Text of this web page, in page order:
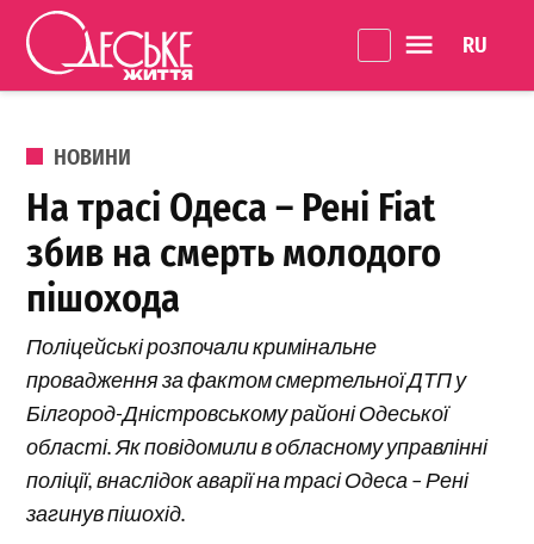
Перейти до вмісту
Життя
ОПУБЛІКОВАНО В
НОВИНИ
На трасі Одеса – Рені Fiat
збив на смерть молодого
пішохода
Поліцейські розпочали кримінальне
провадження за фактом смертельної ДТП у
Білгород-Дністровському районі Одеської
області. Як повідомили в обласному управлінні
поліції, внаслідок аварії на трасі Одеса – Рені
загинув пішохід.